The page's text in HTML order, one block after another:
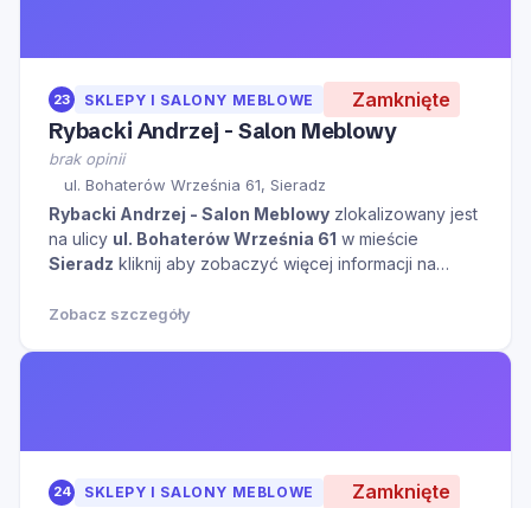
23 SKLEPY I SALONY MEBLOWE Zamknięte
Rybacki Andrzej - Salon Meblowy
brak opinii
ul. Bohaterów Września 61, Sieradz
Rybacki Andrzej - Salon Meblowy zlokalizowany jest
na ulicy ul. Bohaterów Września 61 w mieście
Sieradz kliknij aby zobaczyć więcej informacji na
Zobacz szczegóły
24 SKLEPY I SALONY MEBLOWE Zamknięte